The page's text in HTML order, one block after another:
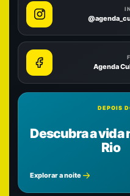
Agenda
DEPOIS
Descubra a vida
Rio
Explorar a noite